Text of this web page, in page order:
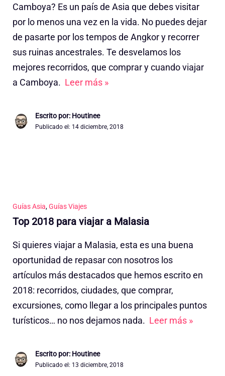
Camboya? Es un país de Asia que debes visitar
por lo menos una vez en la vida. No puedes dejar
de pasarte por los tempos de Angkor y recorrer
sus ruinas ancestrales. Te desvelamos los
mejores recorridos, que comprar y cuando viajar
a Camboya. Leer más »
Escrito por: Houtinee
Publicado el: 14 diciembre, 2018
Guías Asia,Guías Viajes
Top 2018 para viajar a Malasia
Si quieres viajar a Malasia, esta es una buena
oportunidad de repasar con nosotros los
artículos más destacados que hemos escrito en
2018: recorridos, ciudades, que comprar,
excursiones, como llegar a los principales puntos
turísticos… no nos dejamos nada. Leer más »
Escrito por: Houtinee
Publicado el: 13 diciembre, 2018